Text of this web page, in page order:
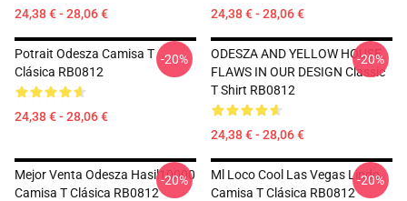
24,38 € - 28,06 € 24,38 € - 28,06 €
Potrait Odesza Camisa T
Clásica RB0812
24,38 € - 28,06 €
-20%
ODESZA AND YELLOW HOUSE
FLAWS IN OUR DESIGN Classic
T Shirt RB0812
24,38 € - 28,06 €
-20%
Mejor Venta Odesza Hasil10000
Camisa T Clásica RB0812
-20%
Ml Loco Cool Las Vegas Lindo
Camisa T Clásica RB0812
-20%